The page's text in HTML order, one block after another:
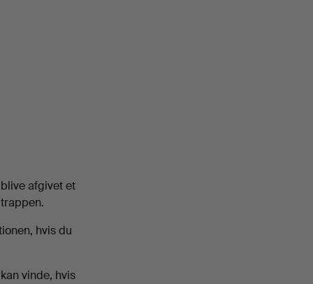
afgivet et
hvis du
vinde, hvis